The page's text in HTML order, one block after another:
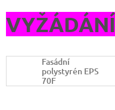
VYŽÁDÁNÍ
Fasádní
polystyrén EPS
70F